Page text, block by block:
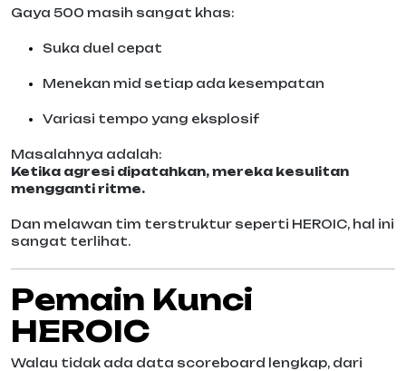
Gaya 500 masih sangat khas:
Suka duel cepat
Menekan mid setiap ada kesempatan
Variasi tempo yang eksplosif
Masalahnya adalah:
Ketika agresi dipatahkan, mereka kesulitan
mengganti ritme.
Dan melawan tim terstruktur seperti HEROIC, hal ini
sangat terlihat.
Pemain Kunci
HEROIC
Walau tidak ada data scoreboard lengkap, dari